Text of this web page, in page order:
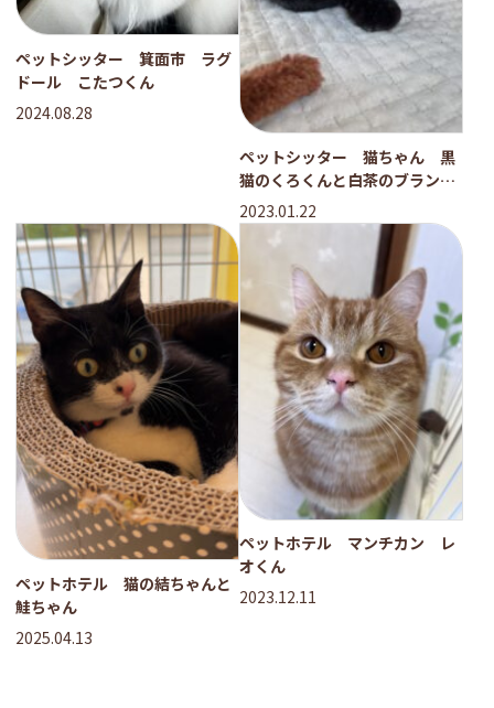
ペットシッター 箕面市 ラグ
ドール こたつくん
2024.08.28
ペットシッター 猫ちゃん 黒
猫のくろくんと白茶のブランく
ん
2023.01.22
ペットホテル 猫の結ちゃんと
鮭ちゃん
2025.04.13
ペットホテル マンチカン レ
オくん
2023.12.11